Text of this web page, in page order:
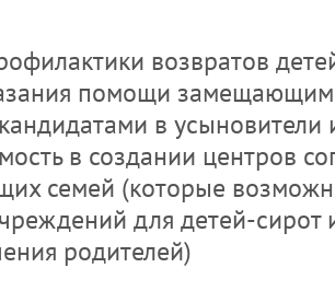
возвратов
помощи замещающим
в усыновители
в создании центров
семей (которые
для детей-сирот
родителей)